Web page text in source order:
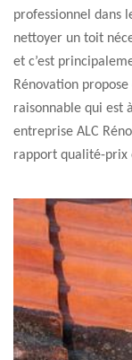
professionnel dans
nettoyer un toit
et c’est
Rénovation
raisonnable qui est
entreprise ALC
rapport qualité-prix